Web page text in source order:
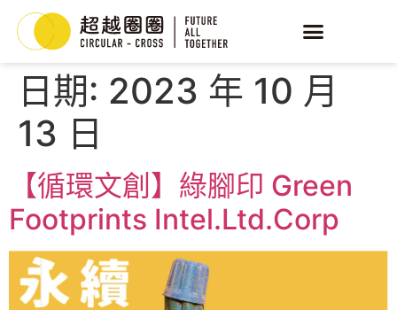
日期: 2023 年 10 月
13 日
【循環文創】綠腳印 Green
Footprints Intel.Ltd.Corp